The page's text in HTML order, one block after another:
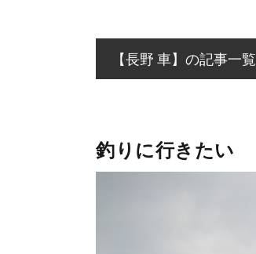
【長野 車】の記事一覧
釣りに行きたい